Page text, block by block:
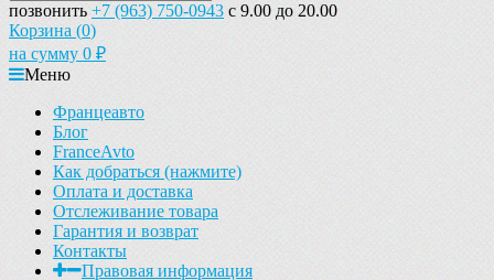
позвонить +7 (963) 750-0943 с 9.00 до 20.00
Корзина (0)
на сумму 0 ₽
Меню
Францеавто
Блог
FranceAvto
Как добраться (нажмите)
Оплата и доставка
Отслеживание товара
Гарантия и возврат
Контакты
Правовая информация